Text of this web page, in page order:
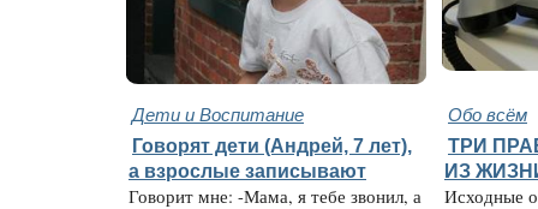
Дети и Воспитание Обо всём
Говорят дети (Андрей, 7 лет),
а взрослые записывают
Говорит мне: -Мама, я тебе звонил, а
ТРИ
ИЗ
Исходные